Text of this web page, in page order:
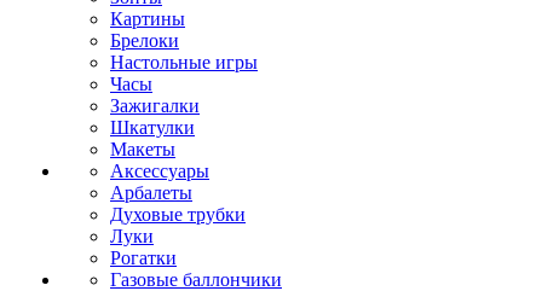
Картины
Брелоки
Настольные игры
Часы
Зажигалки
Шкатулки
Макеты
Аксессуары
Арбалеты
Духовые трубки
Луки
Рогатки
Газовые баллончики